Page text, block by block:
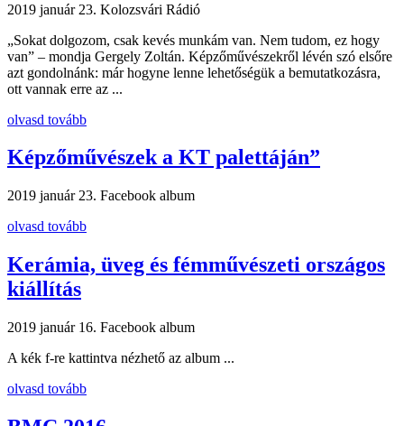
2019 január 23. Kolozsvári Rádió
„Sokat dolgozom, csak kevés munkám van. Nem tudom, ez hogy
van” – mondja Gergely Zoltán. Képzőművészekről lévén szó elsőre
azt gondolnánk: már hogyne lenne lehetőségük a bemutatkozásra,
ott vannak erre az ...
olvasd tovább
Képzőművészek a KT palettáján”
2019 január 23. Facebook album
olvasd tovább
Kerámia, üveg és fémművészeti országos
kiállítás
2019 január 16. Facebook album
A kék f-re kattintva nézhető az album ...
olvasd tovább